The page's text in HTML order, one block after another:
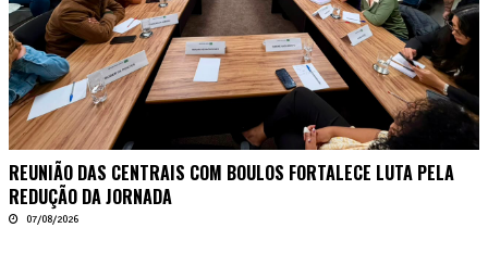
REUNIÃO DAS CENTRAIS COM BOULOS FORTALECE LUTA PELA
REDUÇÃO DA JORNADA
07/08/2026